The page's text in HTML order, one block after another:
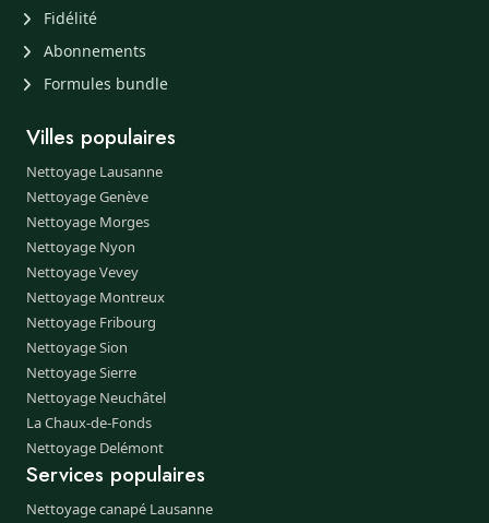
Fidélité
Abonnements
Formules bundle
Villes populaires
Nettoyage Lausanne
Nettoyage Genève
Nettoyage Morges
Nettoyage Nyon
Nettoyage Vevey
Nettoyage Montreux
Nettoyage Fribourg
Nettoyage Sion
Nettoyage Sierre
Nettoyage Neuchâtel
La Chaux-de-Fonds
Nettoyage Delémont
Services populaires
Nettoyage canapé Lausanne